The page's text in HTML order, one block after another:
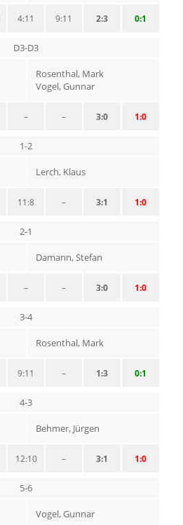
0:1
2:3
9:11
4:11
D3-D3
Rosenthal, Mark
Vogel, Gunnar
1:0
3:0
–
–
1-2
Lerch, Klaus
1:0
3:1
–
11:8
2-1
Damann, Stefan
1:0
3:0
–
–
3-4
Rosenthal, Mark
0:1
1:3
–
9:11
4-3
Behmer, Jürgen
1:0
3:1
–
12:10
5-6
Vogel, Gunnar